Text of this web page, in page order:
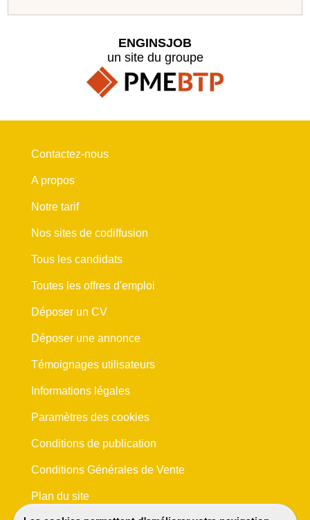
ENGINSJOB
un site du groupe
Contactez-nous
A propos
Notre tarif
Nos sites de codiffusion
Tous les candidats
Toutes les offres d'emploi
Déposer un CV
Déposer une annonce
Témoignages utilisateurs
Informations légales
Paramètres des cookies
Conditions de publication
Conditions Générales de Vente
Plan du site